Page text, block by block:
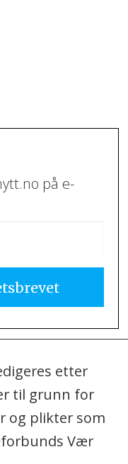
på e-
etter
til grunn for
og plikter som
Vær